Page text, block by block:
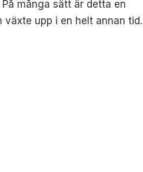
många sätt är detta en
upp i en helt annan tid. I